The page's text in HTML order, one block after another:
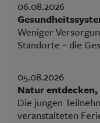
06.08.2026
Weniger
Standorte – die
05.08.2026
Natur
Die jungen
veranstalteten